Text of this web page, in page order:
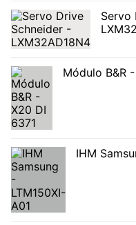
Servo
Módulo B&R
IHM